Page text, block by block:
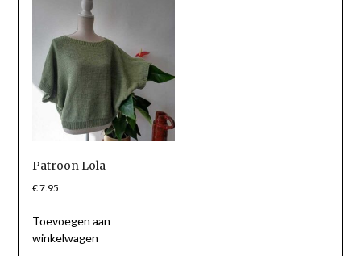
Patroon Lola
€7.95
Toevoegen aan
winkelwagen